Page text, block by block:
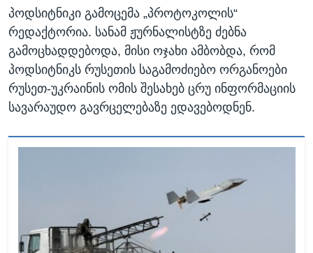
პოდსიტნიკი გამოცემა „პროტოკოლის“
რედაქტორია. სანამ ჟურნალისტზე ძებნა
გამოცხადდებოდა, მისი ოჯახი ამბობდა, რომ
პოდსიტნიკს რუსეთის საგამოძიებო ორგანოები
რუსეთ-უკრაინის ომის შესახებ ცრუ ინფორმაციის
სავარაუდო გავრცელებაზე ედავებოდნენ.